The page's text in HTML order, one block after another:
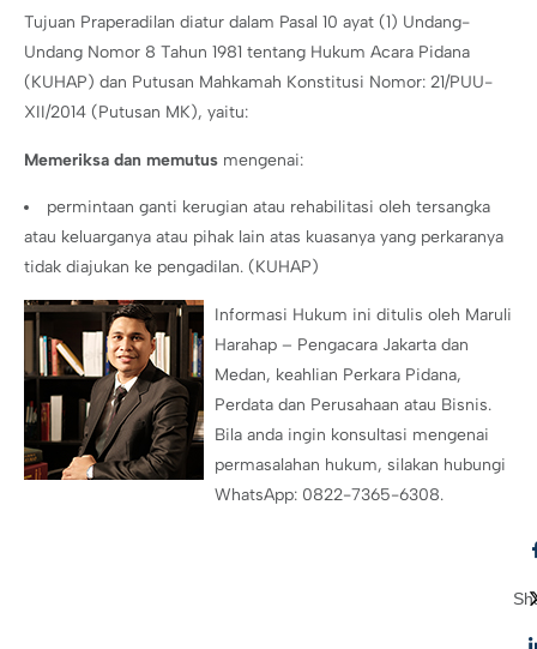
Tujuan Praperadilan diatur dalam Pasal 10 ayat (1) Undang-
Undang Nomor 8 Tahun 1981 tentang Hukum Acara Pidana
(KUHAP) dan Putusan Mahkamah Konstitusi Nomor: 21/PUU-
XII/2014 (Putusan MK), yaitu:
Memeriksa dan memutus mengenai:
permintaan ganti kerugian atau rehabilitasi oleh tersangka
atau keluarganya atau pihak lain atas kuasanya yang perkaranya
tidak diajukan ke pengadilan. (KUHAP)
Informasi Hukum ini ditulis oleh Maruli
Harahap – Pengacara Jakarta dan
Medan, keahlian Perkara Pidana,
Perdata dan Perusahaan atau Bisnis.
Bila anda ingin konsultasi mengenai
permasalahan hukum, silakan hubungi
WhatsApp: 0822-7365-6308.